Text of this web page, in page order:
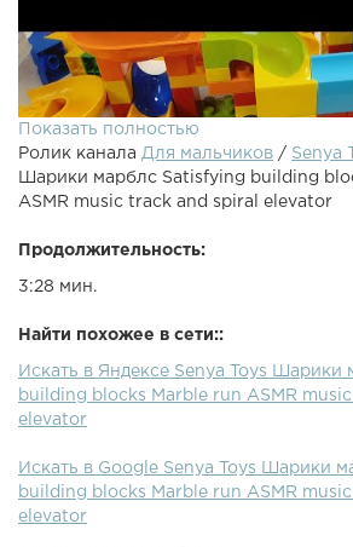
Показать полностью
Ролик канала Для мальчиков / Senya
Шарики марблс Satisfying building
ASMR music track and spiral elevator
Продолжительность:
3:28 мин.
Найти похожее в сети::
Искать в Яндексе Senya Toys Шарики
building blocks Marble run ASMR
elevator
Искать в Google Senya Toys Шарики
building blocks Marble run ASMR
elevator